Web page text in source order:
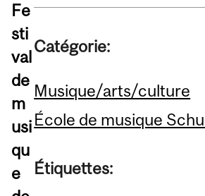
Fe
sti
val
de
m
usi
qu
e
Catégorie:
Musique/arts/culture
École de musique
Étiquettes: